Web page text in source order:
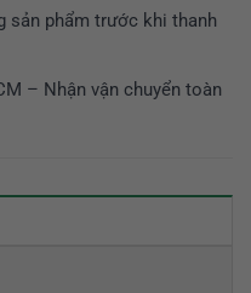
sản phẩm trước khi thanh
– Nhận vận chuyển toàn